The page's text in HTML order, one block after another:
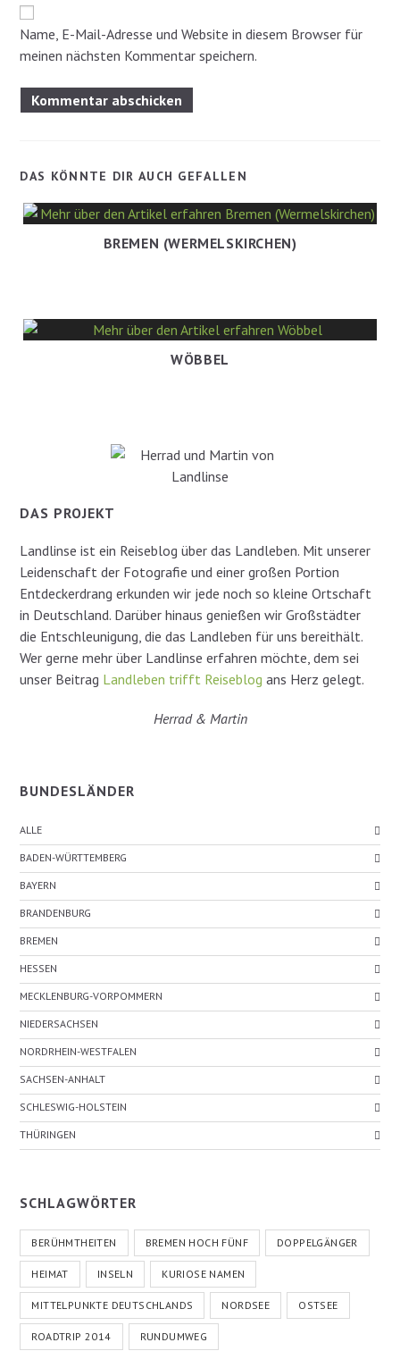
Kommentieren
ein
ein
(optional)
Name, E-Mail-Adresse und Website in diesem Browser für
meinen nächsten Kommentar speichern.
DAS KÖNNTE DIR AUCH GEFALLEN
BREMEN (WERMELSKIRCHEN)
WÖBBEL
DAS PROJEKT
Landlinse ist ein Reiseblog über das Landleben. Mit unserer
Leidenschaft der Fotografie und einer großen Portion
Entdeckerdrang erkunden wir jede noch so kleine Ortschaft
in Deutschland. Darüber hinaus genießen wir Großstädter
die Entschleunigung, die das Landleben für uns bereithält.
Wer gerne mehr über Landlinse erfahren möchte, dem sei
unser Beitrag Landleben trifft Reiseblog ans Herz gelegt.
Herrad & Martin
BUNDESLÄNDER
ALLE
BADEN-WÜRTTEMBERG
BAYERN
BRANDENBURG
BREMEN
HESSEN
MECKLENBURG-VORPOMMERN
NIEDERSACHSEN
NORDRHEIN-WESTFALEN
SACHSEN-ANHALT
SCHLESWIG-HOLSTEIN
THÜRINGEN
SCHLAGWÖRTER
BERÜHMTHEITEN BREMEN HOCH FÜNF DOPPELGÄNGER
HEIMAT INSELN KURIOSE NAMEN
MITTELPUNKTE DEUTSCHLANDS NORDSEE OSTSEE
ROADTRIP 2014 RUNDUMWEG